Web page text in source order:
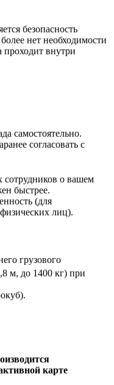
безопасность
нет необходимости
проходит внутри
самостоятельно.
согласовать с
о вашем
быстрее.
(для
лиц).
грузового
м, до 1400 кг) при
карте